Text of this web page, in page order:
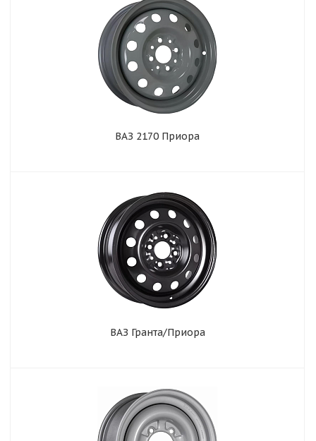
ВАЗ 2170 Приора
ВАЗ Гранта/Приора